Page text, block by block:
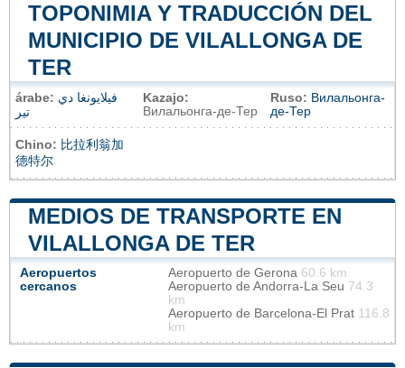
TOPONIMIA Y TRADUCCIÓN DEL
MUNICIPIO DE VILALLONGA DE
TER
árabe: فيلايونغا دي
تير
Kazajo:
Вилальонга-де-Тер
Ruso: Вилальонга-
де-Тер
Chino: 比拉利翁加
德特尔
MEDIOS DE TRANSPORTE EN
VILALLONGA DE TER
Aeropuertos
cercanos
Aeropuerto de Gerona 60.6 km
Aeropuerto de Andorra-La Seu 74.3
km
Aeropuerto de Barcelona-El Prat 116.8
km